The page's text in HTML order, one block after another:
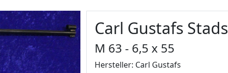
Carl Gustafs Stads
M 63 - 6,5 x 55
Hersteller: Carl Gustafs